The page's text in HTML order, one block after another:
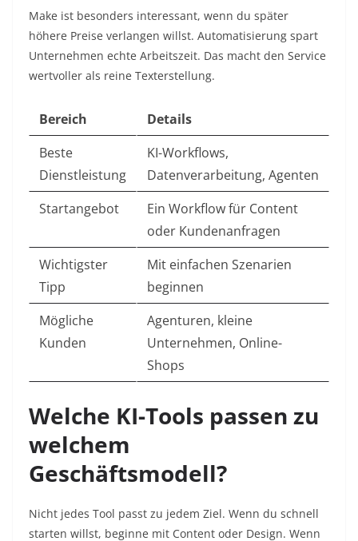
Make ist besonders interessant, wenn du später
höhere Preise verlangen willst. Automatisierung spart
Unternehmen echte Arbeitszeit. Das macht den Service
wertvoller als reine Texterstellung.
Bereich
Details
Beste
Dienstleistung
KI-Workflows,
Datenverarbeitung, Agenten
Startangebot
Ein Workflow für Content
oder Kundenanfragen
Wichtigster
Tipp
Mit einfachen Szenarien
beginnen
Mögliche
Kunden
Agenturen, kleine
Unternehmen, Online-
Shops
Welche KI-Tools passen zu
welchem
Geschäftsmodell?
Nicht jedes Tool passt zu jedem Ziel. Wenn du schnell
starten willst, beginne mit Content oder Design. Wenn